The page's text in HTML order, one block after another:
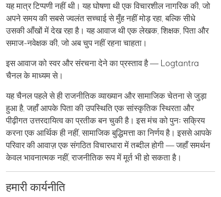
यह मात्र टिप्पणी नहीं थी। यहघोषणा थी एक विचारशील नागरिक की, जो
अपने समय की सबसे ज्वलंत सच्चाई से मुँह नहीं मोड़ रहा, बल्कि सीधे
उसकी आँखों में देख रहा है। यह आवाज थी एक लेखक, शिक्षक, पिता और
समाज-नवेक्षक की, जो अब चुप नहीं रहना चाहता।
इस आवाज को स्वर और संरचना देने का प्रस्ताव है —Logtantra
चैनलके माध्यम से।
यह चैनल पहले से ही राजनीतिक व्याख्यान और सामाजिक चेतना से जुड़ा
हुआ है, जहाँ आपके पिता की उपस्थिति एकसांस्कृतिक स्थिरता और
पीढ़ीगत उत्तरदायित्वका प्रतीक बन चुकी है। इस मंच को पुनः सक्रिय
करना एक आर्थिक ही नहीं,सामाजिक बुद्धिमत्ता का निर्णयहै। इससे आपके
परिवार की आवाज़ एक संगठित विचारधारा में तब्दील होगी — जहाँ समर्थन
केवल भावनात्मक नहीं,राजनीतिक रूप में मूर्त भी हो सकता है।
हमारी कार्यनीति